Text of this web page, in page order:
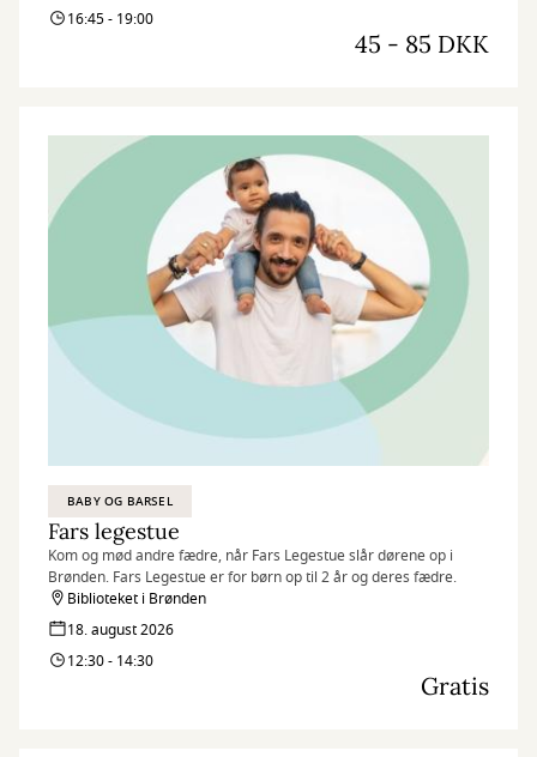
16:45 - 19:00
45 - 85 DKK
BABY OG BARSEL
Fars legestue
Kom og mød andre fædre, når Fars Legestue slår dørene op i
Brønden. Fars Legestue er for børn op til 2 år og deres fædre.
Biblioteket i Brønden
18. august 2026
12:30 - 14:30
Gratis